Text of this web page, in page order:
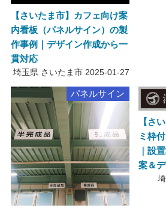
【さいたま市】カフェ向け案
内看板（パネルサイン）の製
作事例｜デザイン作成から一
貫対応
埼玉県 さいたま市 2025-01-27
パネルサイン
【さ
ミ枠
｜設
案＆